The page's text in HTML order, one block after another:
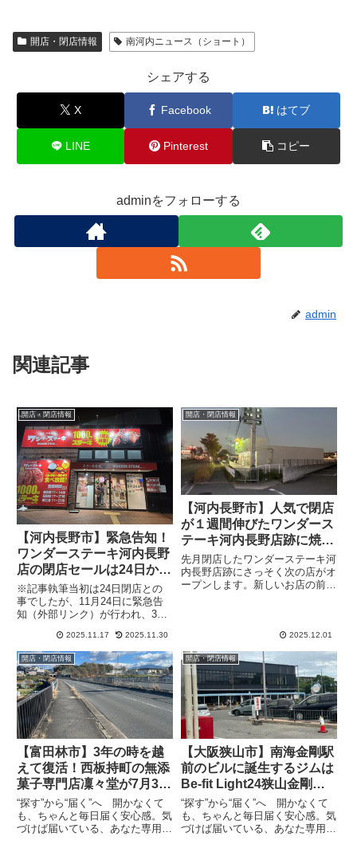
開店・閉店情報 南河内ニュース（ショート）
シェアする
X Facebook はてブ
LINE Pinterest コピー
adminをフォローする
admin
関連記事
開店・閉店情報
【河内長野市】緊急告知！
ワンダーステーキ河内長野
店の閉店セールは24日から
30日に延長しました。
※記事執筆当初は24日閉店との
事でしたが、11月24日に緊急告
知（外部リンク）が行われ、30
りました。（旧タイトル：【河内
長野市】急げ！あと1週間のセー
ル。食べ盛り家族の味方、ワンダ
ーステーキ河内長野店は24日...
2025.11.17 2025.11.30
開店・閉店情報
【河内長野市】人気で閉店
が１週間伸びたワンダース
テーキ河内長野店跡に焼鳥
ランド12月6日16時にオー
プン（オリジナル）
先月閉店したワンダーステーキ河
内長野店跡にさっそく次の店がオ
ープンします。新しいお店の前
ンド」は純粋に焼鳥を楽しめるお
店焼鳥店といえば居酒屋のように
お酒...
2025.12.01
開店・閉店情報
【富田林市】3年の時を越
えて復活！西板持町の無添
菓子専門店凜々堂が7月31
日からグランドオープン
“探す”から“届く”へ 開かなくて
も、ちゃんと毎日届く安心感。気
づけば届いている、あなた専用の
開店・閉店情報
【大阪狭山市】南海金剛駅
前のビルに誕生するジムは
Be-fit Light24狭山金剛店
と判明！9月オープン予定
“探す”から“届く”へ 開かなくて
も、ちゃんと毎日届く安心感。気
づけば届いている、あなた専用の